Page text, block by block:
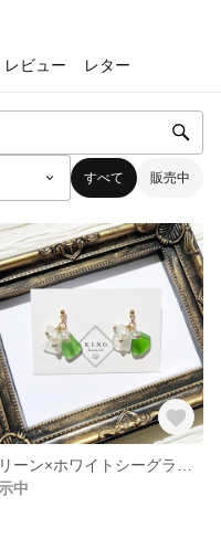
レビュー レター
すべて 販売中
中